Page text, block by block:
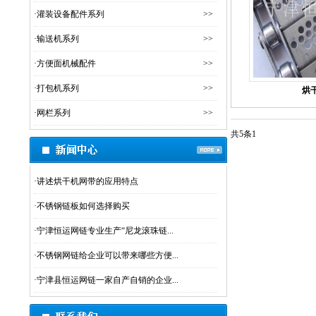
>>
·灌装设备配件系列
>>
·输送机系列
>>
·方便面机械配件
>>
·打包机系列
>>
· 网栏系列
·讲述烘干机网带的应用特点
·不锈钢链板如何选择购买
·宁津恒运网链专业生产“尼龙滚珠链...
·不锈钢网链给企业可以带来哪些方便...
·宁津县恒运网链一家自产自销的企业...
烘
共5条1